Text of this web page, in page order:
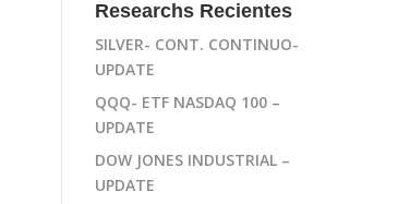
Researchs Recientes
SILVER- CONT. CONTINUO-
UPDATE
QQQ- ETF NASDAQ 100 –
UPDATE
DOW JONES INDUSTRIAL –
UPDATE